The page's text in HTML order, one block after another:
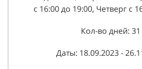
с 16:00 до 19:00, Четверг с
Кол-во дней: 31
Даты: 18.09.2023 -